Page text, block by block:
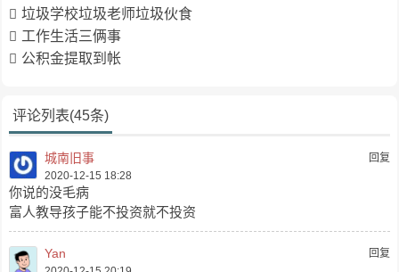
垃圾学校垃圾老师垃圾伙食
工作生活三俩事
公积金提取到帐
评论列表(45条)
回复
城南旧事
2020-12-15 18:28
你说的没毛病
富人教导孩子能不投资就不投资
回复
Yan